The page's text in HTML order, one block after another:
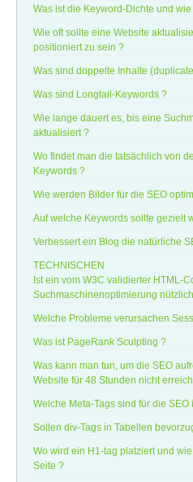
Was ist die Keyword-Dichte und
Wie oft sollte eine Website
positioniert zu sein ?
Was sind doppelte Inhalte
Was sind Longtail-Keywords ?
Wie lange dauert es, bis eine
aktualisiert ?
Wo findet man die tatsächlich von
Keywords ?
Wie werden Bilder für die SEO
Auf welche Keywords sollte gezielt
Verbessert ein Blog die natürliche
TECHNISCHEN
Ist ein vom W3C validierter HTML-
Suchmaschinenoptimierung
Welche Probleme verursachen
Was ist PageRank Sculpting ?
Was kann man tun, um die SEO
Website für 48 Stunden nicht
Welche Meta-Tags sind für die SEO
Sollen div-Tags in Tabellen
Wo wird ein H1-tag platziert und
Seite ?